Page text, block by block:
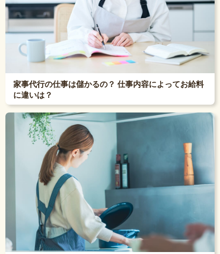
家事代行の仕事は儲かるの？ 仕事内容によってお給料
に違いは？